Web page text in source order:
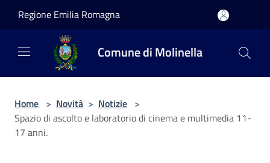
Regione Emilia Romagna
Comune di Molinella
Home > Novità > Notizie >
Spazio di ascolto e laboratorio di cinema e multimedia 11-
17 anni.